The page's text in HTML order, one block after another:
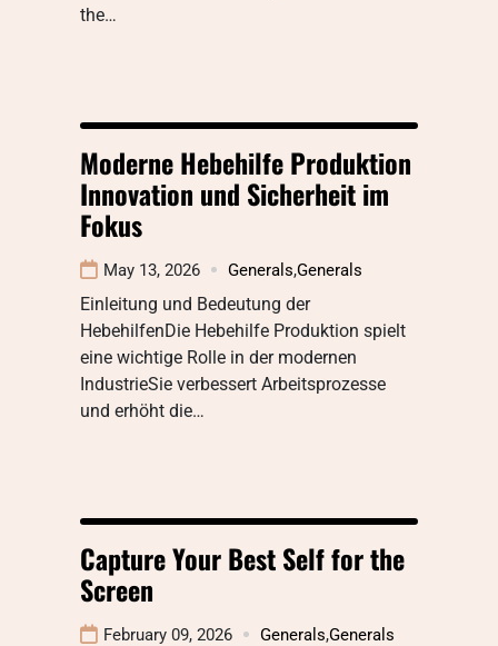
the…
Moderne Hebehilfe Produktion
Innovation und Sicherheit im
Fokus
May 13, 2026 Generals,Generals
Einleitung und Bedeutung der
HebehilfenDie Hebehilfe Produktion spielt
eine wichtige Rolle in der modernen
IndustrieSie verbessert Arbeitsprozesse
und erhöht die…
Capture Your Best Self for the
Screen
February 09, 2026 Generals,Generals